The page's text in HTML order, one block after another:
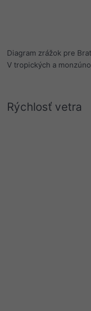
Diagram zrážok pre
V tropických a
Rýchlosť vetra